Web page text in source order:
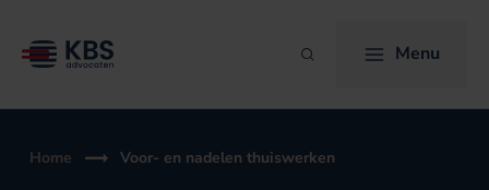
naar
Zoeken Menu
Home Voor- en nadelen thuiswerken